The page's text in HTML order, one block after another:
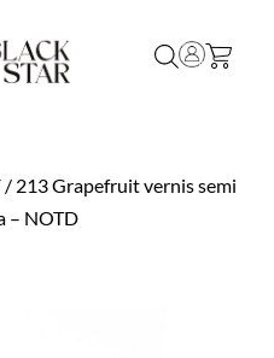
/ 213 Grapefruit vernis semi
– NOTD